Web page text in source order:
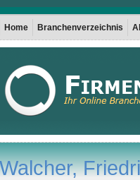
Home Branchenverzeichnis